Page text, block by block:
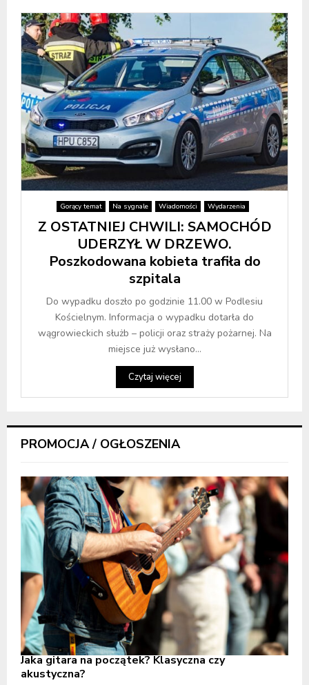
Gorący temat Na sygnale Wiadomości Wydarzenia
Z OSTATNIEJ CHWILI: SAMOCHÓD
UDERZYŁ W DRZEWO.
Poszkodowana kobieta trafiła do
szpitala
Do wypadku doszło po godzinie 11.00 w Podlesiu
Kościelnym. Informacja o wypadku dotarła do
wągrowieckich służb – policji oraz straży pożarnej. Na
miejsce już wysłano...
Czytaj więcej
PROMOCJA / OGŁOSZENIA
Jaka gitara na początek? Klasyczna czy
akustyczna?